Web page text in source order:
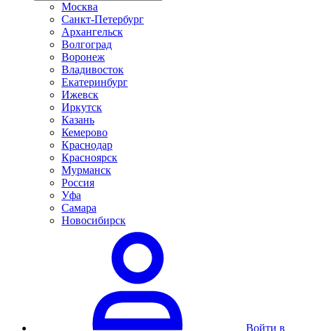
Москва
Санкт-Петербург
Архангельск
Волгоград
Воронеж
Владивосток
Екатеринбург
Ижевск
Иркутск
Казань
Кемерово
Краснодар
Красноярск
Мурманск
Россия
Уфа
Самара
Новосибирск
Войти в